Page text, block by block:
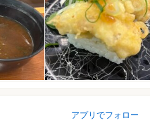
アプリでフォロー